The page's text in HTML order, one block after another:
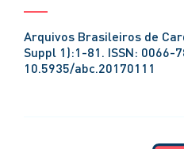
Arquivos Brasileiros de
Suppl 1):1-81. ISSN: 0066-
10.5935/abc.20170111